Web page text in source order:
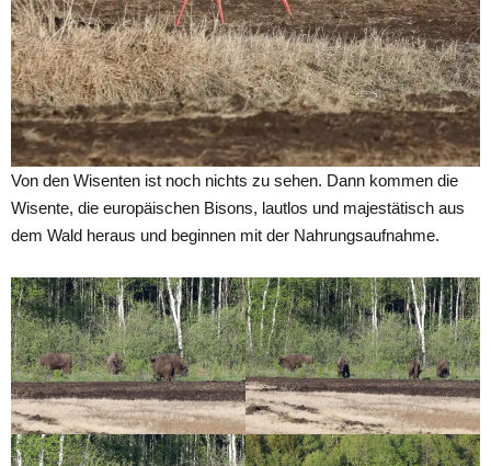
Von den Wisenten ist noch nichts zu sehen. Dann kommen die
Wisente, die europäischen Bisons, lautlos und majestätisch aus
dem Wald heraus und beginnen mit der Nahrungsaufnahme.